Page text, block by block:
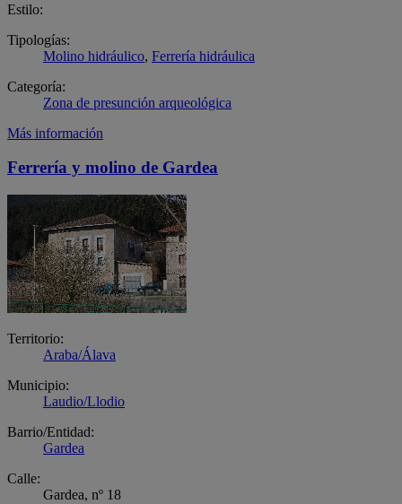
Estilo:
Tipologías:
Molino hidráulico, Ferrería hidráulica
Categoría:
Zona de presunción arqueológica
Más información
Ferrería y molino de Gardea
Territorio:
Araba/Álava
Municipio:
Laudio/Llodio
Barrio/Entidad:
Gardea
Calle:
Gardea, nº 18